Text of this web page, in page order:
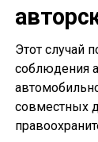
Этот случай
соблюдения
совместных